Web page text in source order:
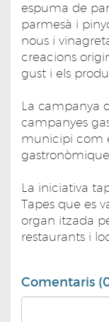
espuma de
parmesà i
nous i
creacions
gust i els
La campanya
campanyes
municipi com
La iniciativa
Tapes que es
organ itzada
restaurants i
Comentaris